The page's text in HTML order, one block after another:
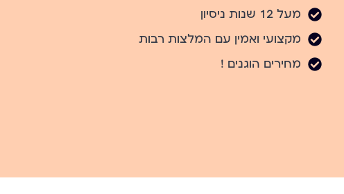
מעל 12 שנות ניסיון
מקצועי ואמין עם המלצות רבות
מחירים הוגנים !